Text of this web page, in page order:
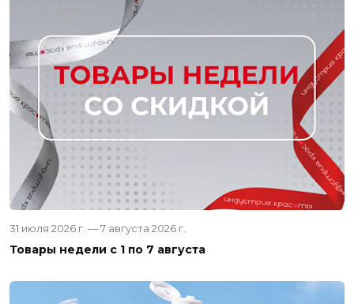
31 июля 2026 г. — 7 августа 2026 г.
Товары недели с 1 по 7 августа